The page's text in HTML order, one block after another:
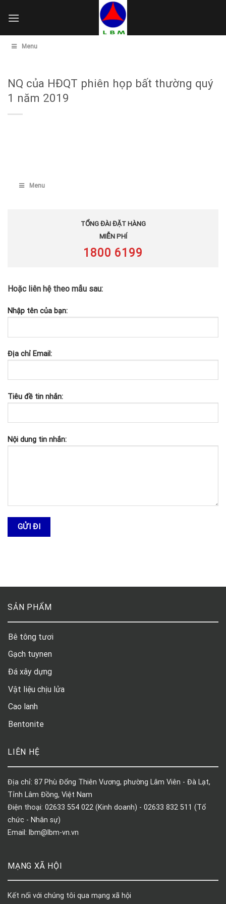
Menu
Menu
TỔNG ĐÀI ĐẶT HÀNG
MIỄN PHÍ
1800 6199
Hoặc liên hệ theo mẫu sau:
Nhập tên của bạn:
Địa chỉ Email:
Tiêu đề tin nhắn:
Nội dung tin nhắn:
NQ của HĐQT phiên họp bất thường quý
1 năm 2019
SẢN PHẨM
Bê tông tươi
Gạch tuynen
Đá xây dựng
Vật liệu chịu lửa
Cao lanh
Bentonite
LIÊN HỆ
Địa chỉ: 87 Phù Đổng Thiên Vương, phường Lâm Viên - Đà Lạt,
Tỉnh Lâm Đồng, Việt Nam
Điện thoại: 02633 554 022 (Kinh doanh) - 02633 832 511 (Tổ
chức - Nhân sự)
Email: lbm@lbm-vn.vn
MẠNG XÃ HỘI
Kết nối với chúng tôi qua mạng xã hội